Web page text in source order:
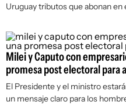
Uruguay tributos que abonan en
Milei y Caputo con
promesa post electoral para
El Presidente y el ministro
un mensaje claro para los